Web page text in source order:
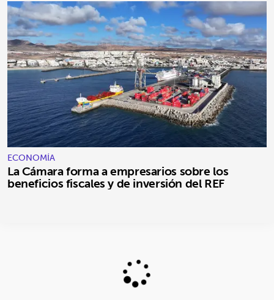
ECONOMÍA
La Cámara forma a empresarios sobre los
beneficios fiscales y de inversión del REF